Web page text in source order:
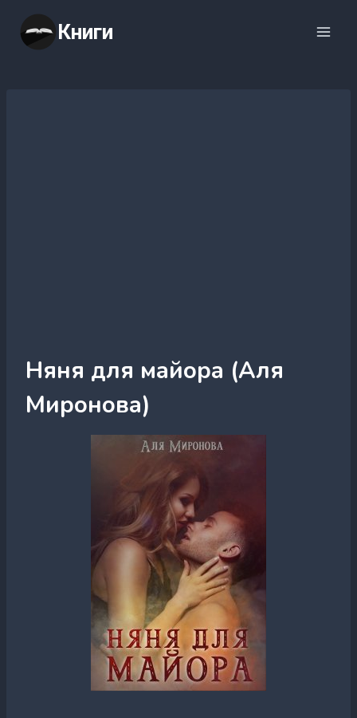
содержимому
Книги
Няня для майора (Аля
Миронова)